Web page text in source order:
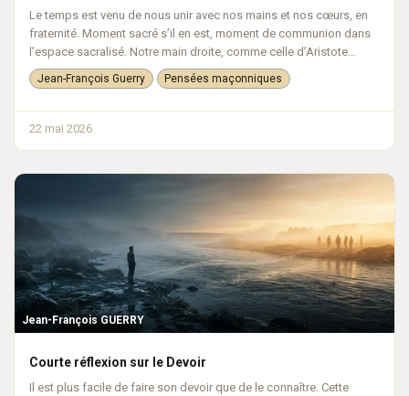
Le temps est venu de nous unir avec nos mains et nos cœurs, en
fraternité. Moment sacré s’il en est, moment de communion dans
l’espace sacralisé. Notre main droite, comme celle d’Aristote
tournée vers...
Jean-François Guerry Pensées maçonniques
22 mai 2026
Jean-François GUERRY
Courte réflexion sur le Devoir
Il est plus facile de faire son devoir que de le connaître. Cette